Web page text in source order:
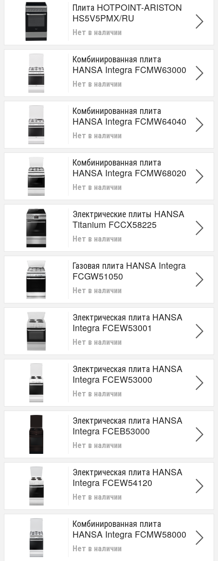
Плита HOTPOINT-ARISTON
HS5V5PMX/RU
Нет в наличии
Комбинированная плита
HANSA Integra FCMW63000
Нет в наличии
Комбинированная плита
HANSA Integra FCMW64040
Нет в наличии
Комбинированная плита
HANSA Integra FCMW68020
Нет в наличии
Электрические плиты HANSA
Titanium FCCX58225
Нет в наличии
Газовая плита HANSA Integra
FCGW51050
Нет в наличии
Электрическая плита HANSA
Integra FCEW53001
Нет в наличии
Электрическая плита HANSA
Integra FCEW53000
Нет в наличии
Электрическая плита HANSA
Integra FCEB53000
Нет в наличии
Электрическая плита HANSA
Integra FCEW54120
Нет в наличии
Комбинированная плита
HANSA Integra FCMW58000
Нет в наличии